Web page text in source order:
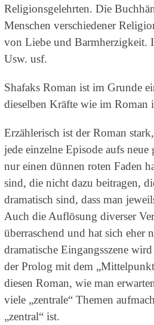
Religionsgelehrten. Die
Menschen verschiedener
von Liebe und Barmherzigkeit.
Usw. usf.
Shafaks Roman ist im Grunde
dieselben Kräfte wie im Roman
Erzählerisch ist der Roman
jede einzelne Episode aufs
nur einen dünnen roten Faden
sind, die nicht dazu beitragen,
dramatisch sind, dass man
Auch die Auflösung diverser
überraschend und hat sich eher
dramatische Eingangsszene
der Prolog mit dem
diesen Roman, wie man
viele „zentrale“ Themen
„zentral“ ist.